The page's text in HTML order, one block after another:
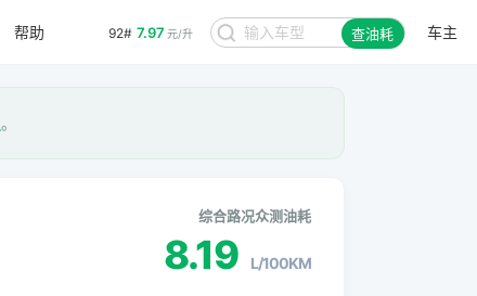
92# 7.97 元/升 查油耗 车主
帮助
。
综合路况众测油耗
8.19 L/100KM